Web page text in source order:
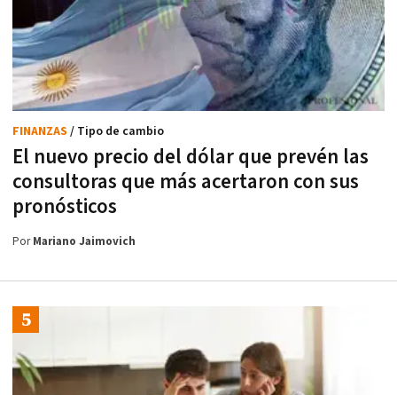
El nuevo precio del dólar que prevén las
consultoras que más acertaron con sus
pronósticos
FINANZAS / Tipo de cambio
PorMariano Jaimovich